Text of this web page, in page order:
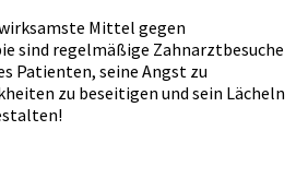
Mittel gegen
sind regelmäßige Zahnarztbesuche
Patienten, seine Angst zu
zu beseitigen und sein Lächeln